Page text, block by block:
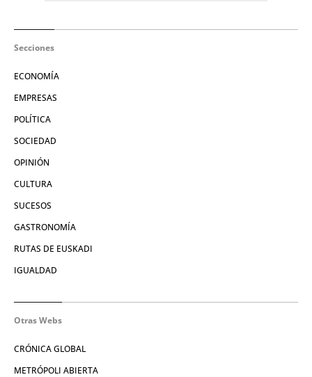
Secciones
ECONOMÍA
EMPRESAS
POLÍTICA
SOCIEDAD
OPINIÓN
CULTURA
SUCESOS
GASTRONOMÍA
RUTAS DE EUSKADI
IGUALDAD
Otras Webs
CRÓNICA GLOBAL
METRÓPOLI ABIERTA